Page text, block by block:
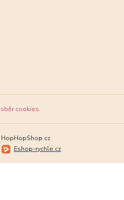
cookies.
HopHopShop.cz
Eshop-rychle.cz